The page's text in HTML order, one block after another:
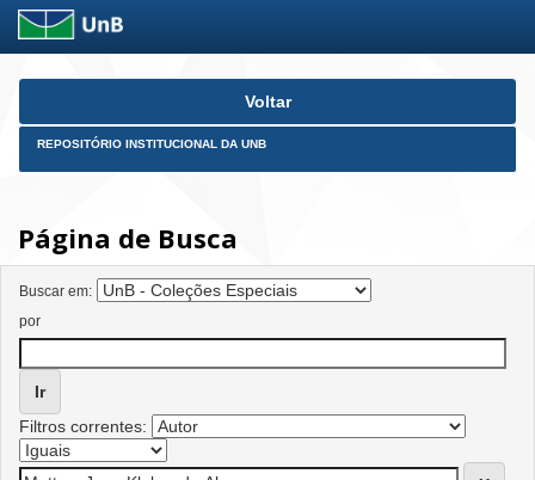
Skip
Voltar
REPOSITÓRIO INSTITUCIONAL DA UNB
Página de Busca
Buscar em:
por
Filtros correntes: